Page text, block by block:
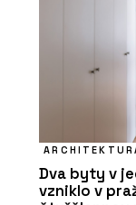
Dva byty v
vzniklo v